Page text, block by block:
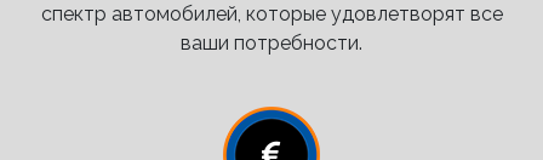
спектр автомобилей, которые удовлетворят все
ваши потребности.